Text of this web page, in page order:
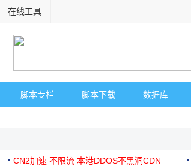
在线工具
脚本专栏 脚本下载 数据库
CN2加速 不限流 本港DDOS不黑洞CDN